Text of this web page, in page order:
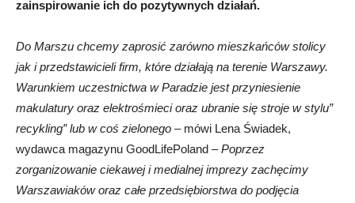
zainspirowanie ich do pozytywnych działań.
Do Marszu chcemy zaprosić zarówno mieszkańców stolicy
jak i przedstawicieli firm, które działają na terenie Warszawy.
Warunkiem uczestnictwa w Paradzie jest przyniesienie
makulatury oraz elektrośmieci oraz ubranie się stroje w stylu”
recykling” lub w coś zielonego –mówi Lena Świadek,
wydawca magazynu GoodLifePoland –Poprzez
zorganizowanie ciekawej i medialnej imprezy zachęcimy
Warszawiaków oraz całe przedsiębiorstwa do podjęcia